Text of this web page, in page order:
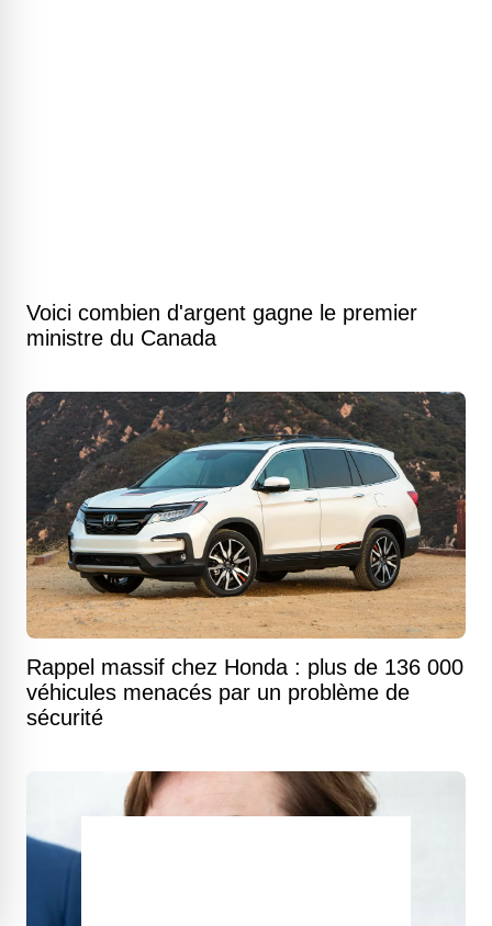
Voici combien d'argent gagne le premier
ministre du Canada
Rappel massif chez Honda : plus de 136 000
véhicules menacés par un problème de
sécurité